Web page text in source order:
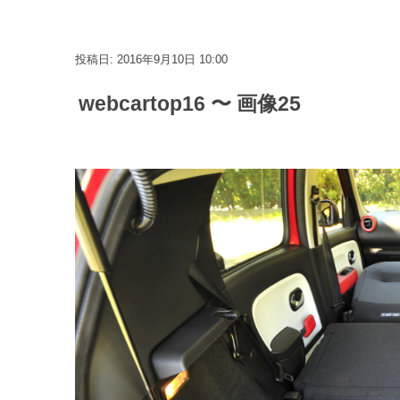
投稿日: 2016年9月10日 10:00
webcartop16 〜 画像25